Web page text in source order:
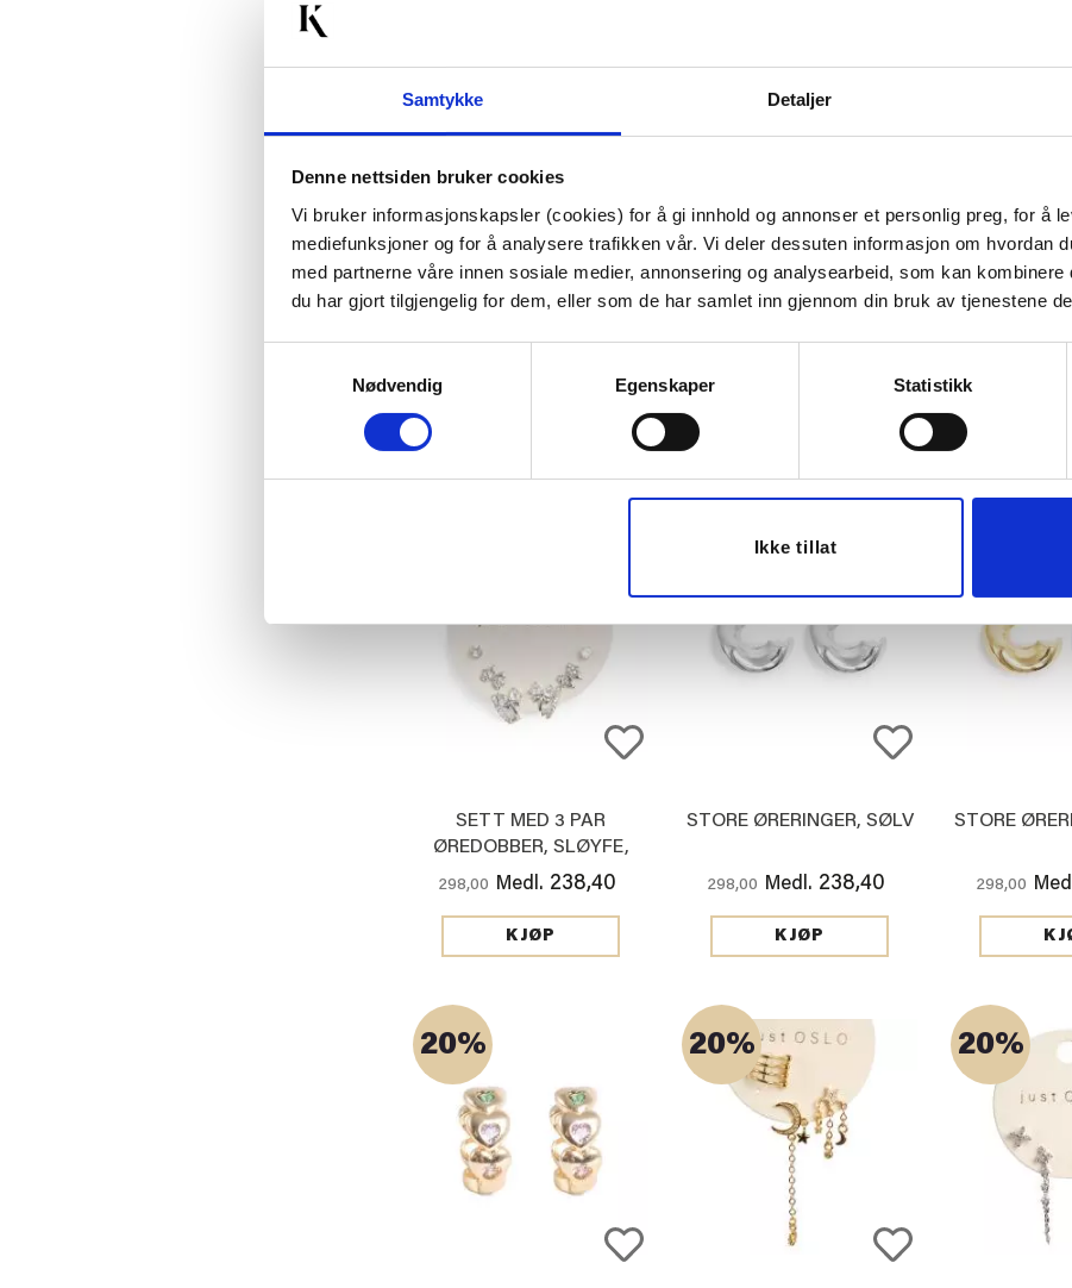
Samtykke Detaljer
Denne nettsiden bruker cookies
Vi bruker informasjonskapsler (cookies) for å gi innhold og annonser et personlig preg, for å
mediefunksjoner og for å analysere trafikken vår. Vi deler dessuten informasjon om hvordan
med partnerne våre innen sosiale medier, annonsering og analysearbeid, som kan
du har gjort tilgjengelig for dem, eller som de har samlet inn gjennom din bruk av tjenestene
Nødvendig
Egenskaper Statistikk
Ikke tillat
LENKE-FORM, G
249,00 199,20
SØLV
249,00
SETT MED 3 PAR
ØREDOBBER, SLØYFE,
SØLV
298,00 Medl. 238,40
KJØP
STORE ØRERINGER, SØLV
298,00 Medl. 238,40
KJØP
STORE
298,00
20% 20% 20%